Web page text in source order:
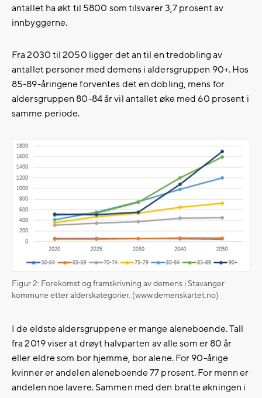
antallet ha økt til 5800 som tilsvarer 3,7 prosent av
innbyggerne.
Fra 2030 til 2050 ligger det an til en tredobling av
antallet personer med demens i aldersgruppen 90+. Hos
85-89-åringene forventes det en dobling, mens for
aldersgruppen 80-84 år vil antallet øke med 60 prosent i
samme periode.
Figur 2: Forekomst og framskrivning av demens i Stavanger
kommune etter alderskategorier. (www.demenskartet.no)
I de eldste aldersgruppene er mange aleneboende. Tall
fra 2019 viser at drøyt halvparten av alle som er 80 år
eller eldre som bor hjemme, bor alene. For 90-årige
kvinner er andelen aleneboende 77 prosent. For menn er
andelen noe lavere. Sammen med den bratte økningen i